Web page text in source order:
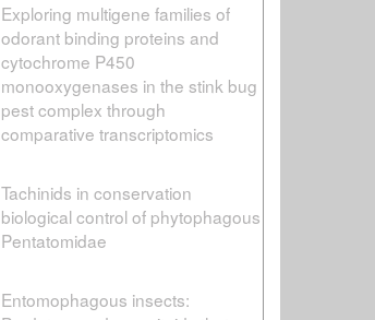
Exploring multigene families of
odorant binding proteins and
cytochrome P450
monooxygenases in the stink bug
pest complex through
comparative transcriptomics
Tachinids in conservation
biological control of phytophagous
Pentatomidae
Entomophagous insects: